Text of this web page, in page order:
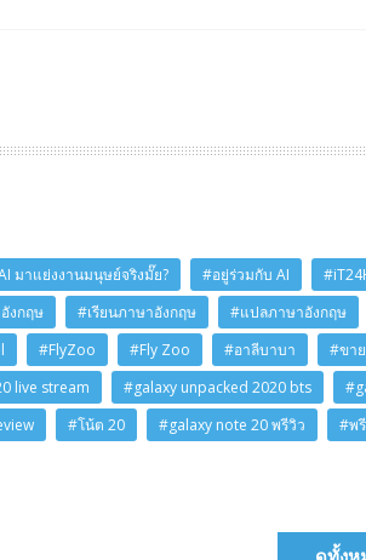
มาแย่งงานมนุษย์จริงมั๊ย? #อยู่ร่วมกับ AI
งกฤษ #เรียนภาษาอังกฤษ #แปลภาษาอังกฤษ
#FlyZoo #Fly Zoo #อาลีบาบา #ขา
live stream #galaxy unpacked 2020 bts
#โน้ต 20 #galaxy note 20 พรีวิว #พ